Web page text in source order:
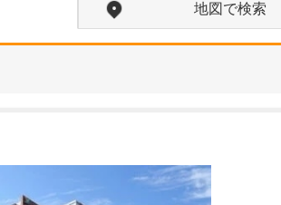
地図で検索
ーの有無によって適した
治療は異なります。その
ため、生活習慣や既往歴